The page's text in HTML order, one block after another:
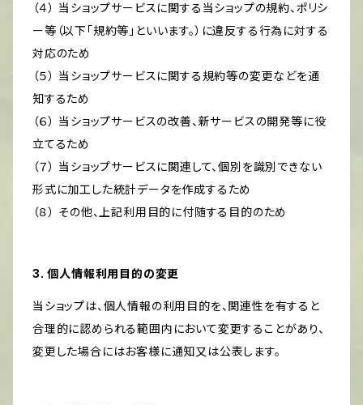
（４） 当ショップサービスに関する当ショップの規約、ポリシ
ー等（以下「規約等」といいます。）に違反する行為に対する
対応のため
（５） 当ショップサービスに関する規約等の変更などを通
知するため
（６） 当ショップサービスの改善、新サービスの開発等に役
立てるため
（７） 当ショップサービスに関連して、個別を識別できない
形式に加工した統計データを作成するため
（８） その他、上記利用目的に付随する目的のため
3. 個人情報利用目的の変更
当ショップは、個人情報の利用目的を、関連性を有すると
合理的に認められる範囲内において変更することがあり、
変更した場合にはお客様に通知又は公表します。